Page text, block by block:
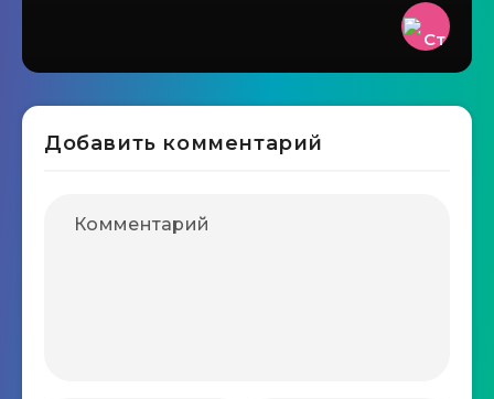
Добавить комментарий